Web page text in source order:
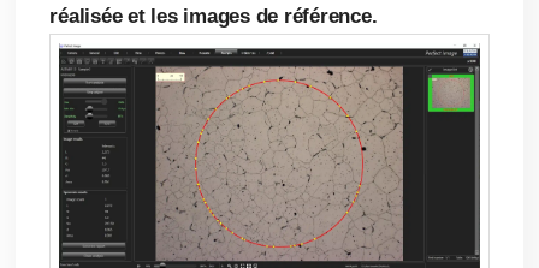
réalisée et les images de référence.